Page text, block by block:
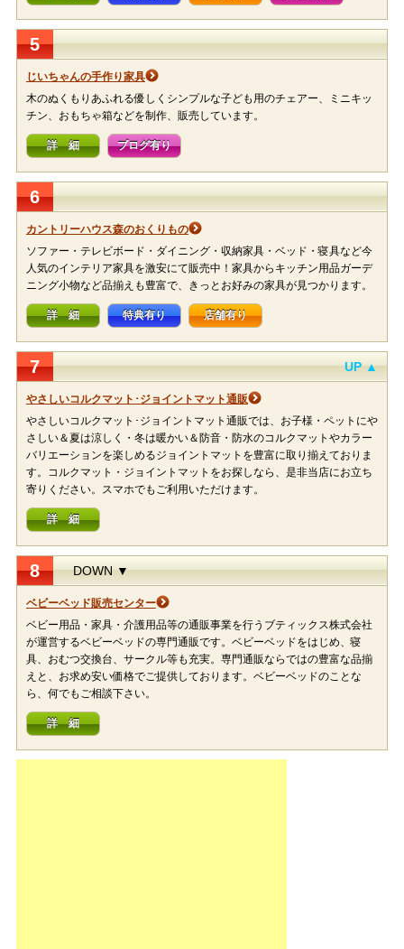
5
じいちゃんの手作り家具
木のぬくもりあふれる優しくシンプルな子ども用のチェアー、ミニキッ
チン、おもちゃ箱などを制作、販売しています。
詳 細 ブログ有り
6
カントリーハウス森のおくりもの
ソファー・テレビボード・ダイニング・収納家具・ベッド・寝具など今
人気のインテリア家具を激安にて販売中！家具からキッチン用品ガーデ
ニング小物など品揃えも豊富で、きっとお好みの家具が見つかります。
詳 細 特典有り 店舗有り
7 UP ▲
やさしいコルクマット･ジョイントマット通販
やさしいコルクマット･ジョイントマット通販では、お子様・ペットにや
さしい＆夏は涼しく・冬は暖かい＆防音・防水のコルクマットやカラー
バリエーションを楽しめるジョイントマットを豊富に取り揃えておりま
す。コルクマット・ジョイントマットをお探しなら、是非当店にお立ち
寄りください。スマホでもご利用いただけます。
詳 細
8 DOWN ▼
ベビーベッド販売センター
ベビー用品・家具・介護用品等の通販事業を行うブティックス株式会社
が運営するベビーベッドの専門通販です。ベビーベッドをはじめ、寝
具、おむつ交換台、サークル等も充実。専門通販ならではの豊富な品揃
えと、お求め安い価格でご提供しております。ベビーベッドのことな
ら、何でもご相談下さい。
詳 細